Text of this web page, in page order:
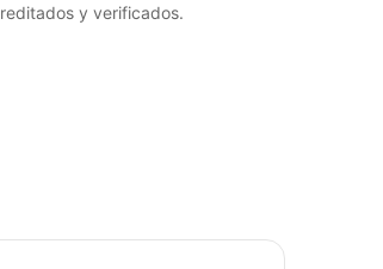
y verificados.